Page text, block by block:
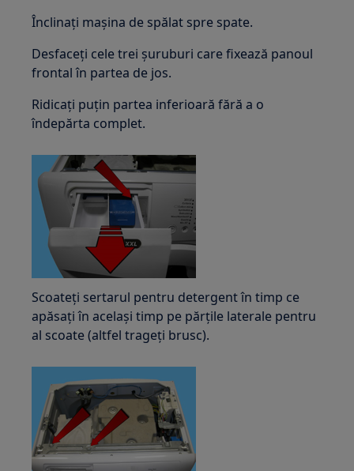
Înclinați mașina de spălat spre spate.
Desfaceți cele trei șuruburi care fixează panoul
frontal în partea de jos.
Ridicați puțin partea inferioară fără a o
îndepărta complet.
Scoateți sertarul pentru detergent în timp ce
apăsați în același timp pe părțile laterale pentru
al scoate (altfel trageți brusc).